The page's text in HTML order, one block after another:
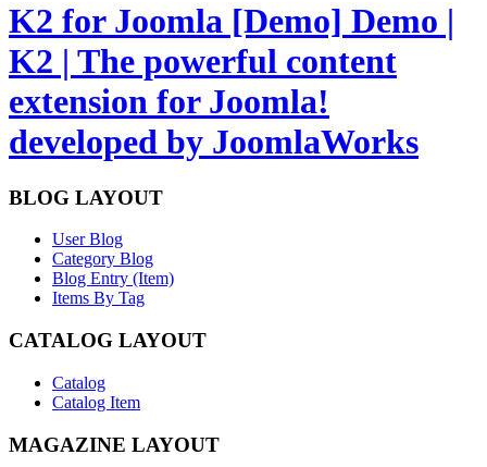
K2 for Joomla [Demo] Demo |
K2 | The powerful content
extension for Joomla!
developed by JoomlaWorks
BLOG LAYOUT
User Blog
Category Blog
Blog Entry (Item)
Items By Tag
CATALOG LAYOUT
Catalog
Catalog Item
MAGAZINE LAYOUT